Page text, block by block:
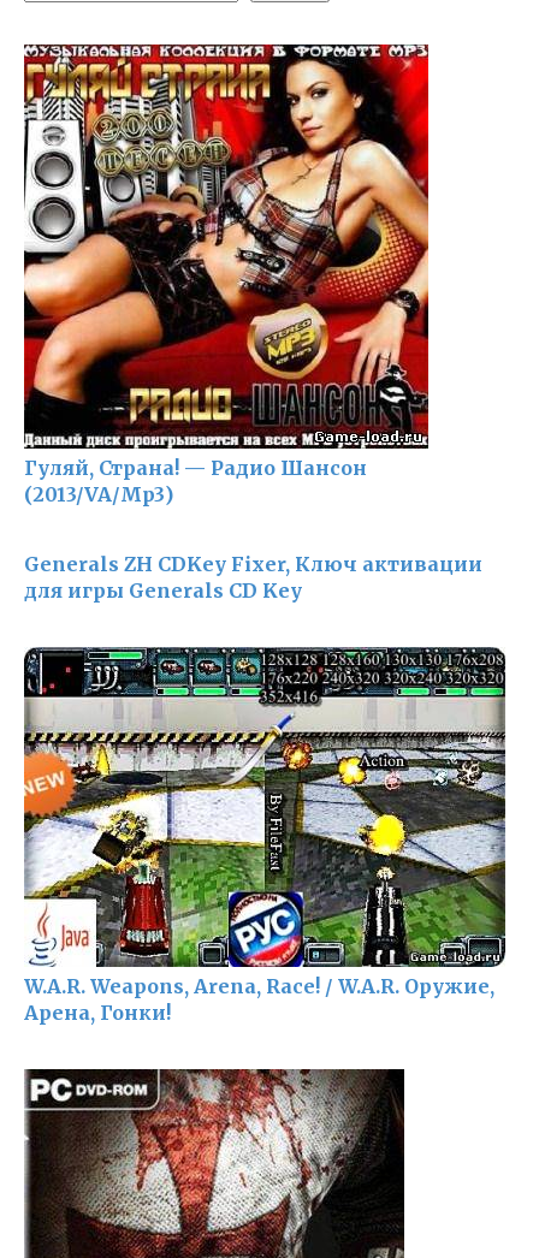
Гуляй, Страна! — Радио Шансон
(2013/VA/Mp3)
Generals ZH CDKey Fixer, Ключ активации
для игры Generals CD Key
W.A.R. Weapons, Arena, Race! / W.A.R. Оружие,
Арена, Гонки!